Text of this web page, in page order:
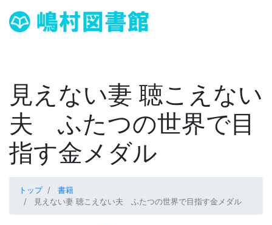
見えない妻 聴こえない
夫 ふたつの世界で目
指す金メダル
トップ
書籍
見えない妻 聴こえない夫 ふたつの世界で目指す金メダル